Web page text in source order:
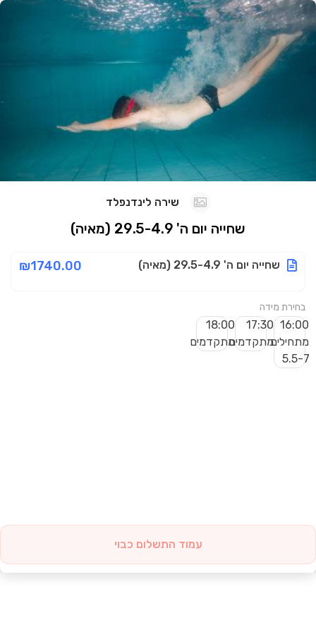
שירה לינדנפלד
שחייה יום ה' 29.5-4.9 (מאיה)
שחייה יום ה' 29.5-4.9 (מאיה) ₪1740.00
בחירת מידה
16:00
מתחילים
5.5-7
17:30
מתקדמים
18:00
מתקדמים
עמוד התשלום כבוי